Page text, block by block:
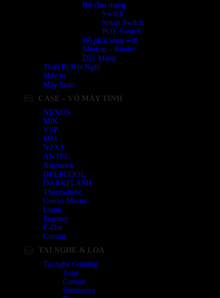
Bộ chia mạng
Switch
Smart Switch
POE Switch
Bộ phát sóng wifi
Modem – Router
Dây Mạng
Thiết Bị Hội Nghị
Máy In
Máy Scan
CASE – VỎ MÁY TÍNH
NEXUS
MIK
VSP
MSI
NZXT
ANTEC
Xigmatek
DEEPCOOL
DARKFLASH
Thermaltake
Cooler Master
Lianli
Segotep
E-Dra
Corsair
TAI NGHE & LOA
Tai nghe Gaming
Asus
Corsair
Steelseries